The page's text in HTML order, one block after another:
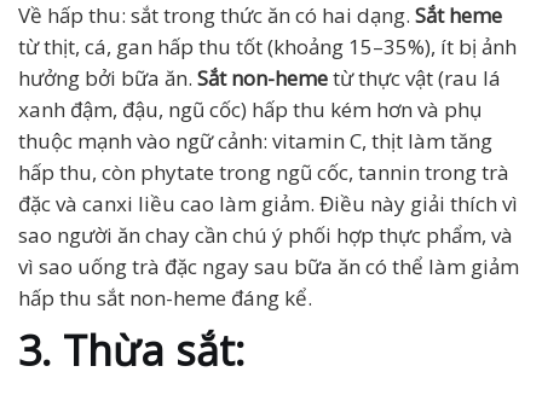
Về hấp thu: sắt trong thức ăn có hai dạng. Sắt heme
từ thịt, cá, gan hấp thu tốt (khoảng 15–35%), ít bị ảnh
hưởng bởi bữa ăn. Sắt non-hemetừ thực vật (rau lá
xanh đậm, đậu, ngũ cốc) hấp thu kém hơn và phụ
thuộc mạnh vào ngữ cảnh: vitamin C, thịt làm tăng
hấp thu, còn phytate trong ngũ cốc, tannin trong trà
đặc và canxi liều cao làm giảm. Điều này giải thích vì
sao người ăn chay cần chú ý phối hợp thực phẩm, và
vì sao uống trà đặc ngay sau bữa ăn có thể làm giảm
hấp thu sắt non-heme đáng kể.
3. Thừa sắt: